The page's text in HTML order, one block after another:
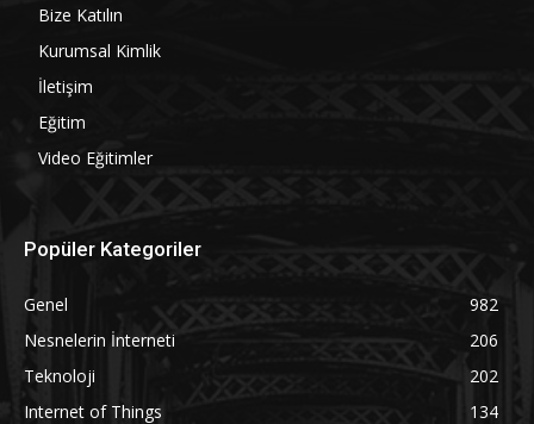
Bize Katılın
Kurumsal Kimlik
İletişim
Eğitim
Video Eğitimler
Popüler Kategoriler
Genel
982
Nesnelerin İnterneti
206
Teknoloji
202
Internet of Things
134